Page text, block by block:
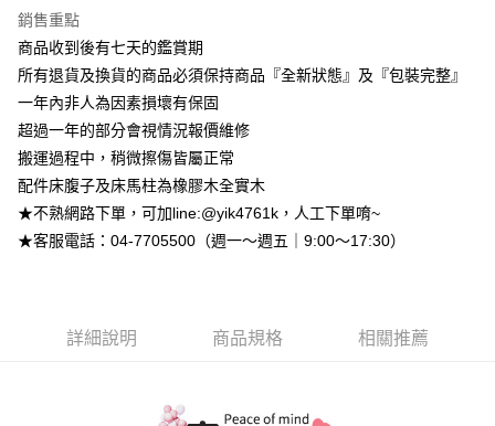
流程，驗證手機門號後，選擇欲分期的期數、繳款截止日，確認付款後即完
成交易。
3.實際核准額度、可分期數及費用金額請依後續交易確認頁面所載為準。
4.訂單成立30分鐘內，如未前往確認交易或遇審核未通過，訂單將自動取
法說明評估內容。
【繳款方式說明】
1.分期款項不併入電信帳單，「大哥付你分期」於每月結算日後寄送繳費提
醒簡訊。
2.透過簡訊連結打開帳單後，可選擇「超商條碼／台灣大直營門市／銀行轉
帳／街口支付／iPASS MONEY」等通路繳費。
【注意事項】
2.基於同意付款使用「大哥付你分期」之契約關係目的，商店將以您的個人
資料（包含姓名、電話或地址）提供予台灣大哥大進項蒐集、處理及利用，
【關於「AFTEE先享後付」】
AFTEE先享後付是「在收到商品之後才付款」的支付方式。 讓您購物簡單
便利好安心！
１．簡單：不需註冊會員、不需綁卡、不需儲值。
２．便利：只要手機號碼，簡訊認證，即可結帳。
【「AFTEE先享後付」結帳流程】
１．於結帳方式選擇「AFTEE先享後付」後，將跳轉至「AFTEE先享後付」
結帳頁面，進行簡訊認證並確認金額後，即可完成結帳。
２．訂單成立數日內，您將收到繳費通知簡訊。
３．收到繳費通知簡訊後14天內，點擊此簡訊中的連結，可透過四大超商／
※ 交易是否成功請以「AFTEE先享後付 」之結帳頁面顯示為準，若有關於
運送方式
➤一般商品『宅配寄送』：1.車趟為週一至六 2.無組裝，只送至一
樓 3.購買大型家具，可一同配送組裝
免運費
➤大型傢俱『免費組裝』：1.車趟為週二、週四 2.可指定日期，無
法指定當天抵達時段，白天至晚上皆可能
銷售重點
商品收到後有七天的鑑賞期
所有退貨及換貨的商品必須保持商品『全新狀態』及『包裝完整』
一年內非人為因素損壞有保固
超過一年的部分會視情況報價維修
搬運過程中，稍微擦傷皆屬正常
配件床腹子及床馬柱為橡膠木全實木
★不熟網路下單，可加line:@yik4761k，人工下單唷~
★客服電話：04-7705500（週一～週五｜9:00～17:30）
詳細說明 商品規格 相關推薦